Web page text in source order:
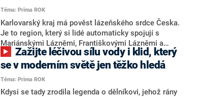
Téma: Prima ROK
Karlovarský kraj má pověst lázeňského srdce Česka.
Je to region, který si lidé automaticky spojují s
Mariánskými Lázněmi, Františkovými Lázněmi a
Karlovými Vary. Málokde na tak malé ploše najdete
tolik druhů minerálních pramenů a přírodních léčivých
zdrojů. Kraj ale stojí i na něčem dalším – na lidech,
kteří se snaží jeho výjimečnost rozvíjet a udržet.
se v moderním světě jen těžko hledá
Téma: Prima ROK
Kdysi se tady zrodila legenda o dělníkovi, jehož rány